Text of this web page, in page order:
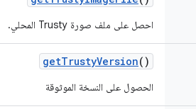
احصل على ملف صورة Trusty المحلي.
getTrustyVersion()
الحصول على النسخة الموثوقة